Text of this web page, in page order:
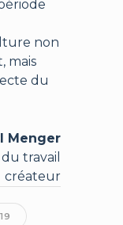
non
mais
du
Menger
travail
créateur